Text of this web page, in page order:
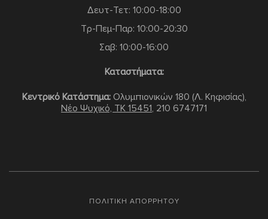
Δευτ-Τετ: 10:00-18:00
Τρ-Πεμ-Παρ: 10:00-20:30
Σαβ: 10:00-16:00
Καταστήματα:
Κεντρικό Κατάστημα:Ολυμπιονικών 180 (Λ. Κηφισίας),
Νέο Ψυχικό, TK 15451, 210 6747171
ΠΟΛΙΤΙΚΗ ΑΠΟΡΡΗΤΟΥ